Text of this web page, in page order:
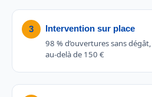
3 Intervention sur place
98 % d’ouvertures sans
au-delà de 150 €